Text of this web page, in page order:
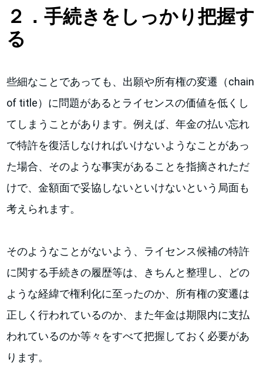
２．手続きをしっかり把握す
る
些細なことであっても、出願や所有権の変遷（chain
of title）に問題があるとライセンスの価値を低くし
てしまうことがあります。例えば、年金の払い忘れ
で特許を復活しなければいけないようなことがあっ
た場合、そのような事実があることを指摘されただ
けで、金額面で妥協しないといけないという局面も
考えられます。
そのようなことがないよう、ライセンス候補の特許
に関する手続きの履歴等は、きちんと整理し、どの
ような経緯で権利化に至ったのか、所有権の変遷は
正しく行われているのか、また年金は期限内に支払
われているのか等々をすべて把握しておく必要があ
ります。